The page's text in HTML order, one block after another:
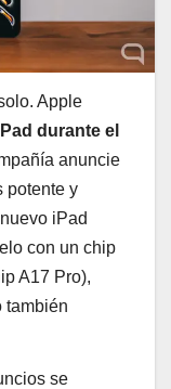
Apple
durante el
anuncie
potente y
iPad
con un chip
A17 Pro),
también
se